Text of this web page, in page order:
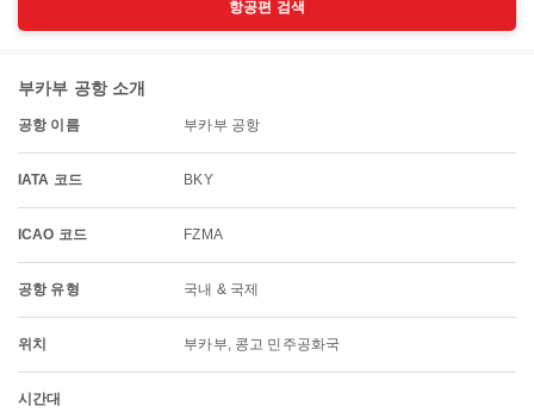
항공편 검색
부카부 공항 소개
공항 이름 부카부 공항
IATA 코드 BKY
ICAO 코드 FZMA
공항 유형 국내 & 국제
위치 부카부, 콩고 민주공화국
시간대